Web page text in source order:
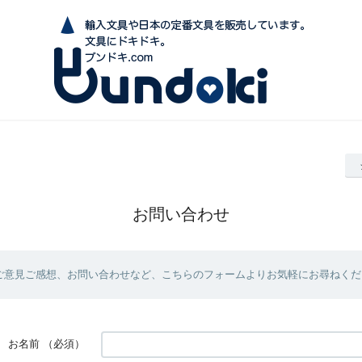
お問い合わせ
見ご感想、お問い合わせなど、こちらのフォームよりお気軽にお尋ねくだ
お名前 （必須）